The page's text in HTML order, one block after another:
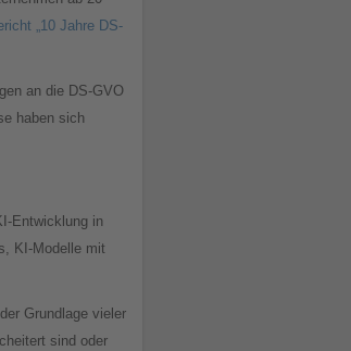
„10 Jahre DS-
an die DS-GVO
haben sich
Entwicklung in
KI-Modelle mit
Grundlage vieler
sind oder